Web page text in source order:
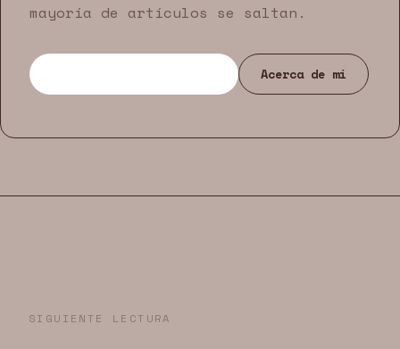
mayoría de artículos se saltan.
Acerca de mí
SIGUIENTE LECTURA